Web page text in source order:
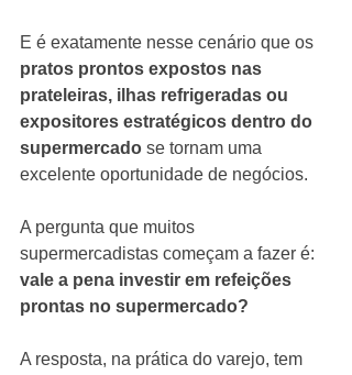
E é exatamente nesse cenário que os
pratos prontos expostos nas
prateleiras, ilhas refrigeradas ou
expositores estratégicos dentro do
supermercado se tornam uma
excelente oportunidade de negócios.
A pergunta que muitos
supermercadistas começam a fazer é:
vale a pena investir em refeições
prontas no supermercado?
A resposta, na prática do varejo, tem